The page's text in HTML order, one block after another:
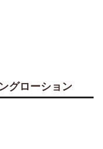
グローション